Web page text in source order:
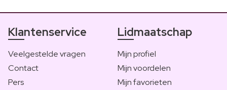
Klantenservice
Veelgestelde vragen
Contact
Pers
Lidmaatschap
Mijn profiel
Mijn voordelen
Mijn favorieten